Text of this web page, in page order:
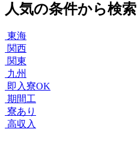
人気の条件から検索
東海
関西
関東
九州
即入寮OK
期間工
寮あり
高収入